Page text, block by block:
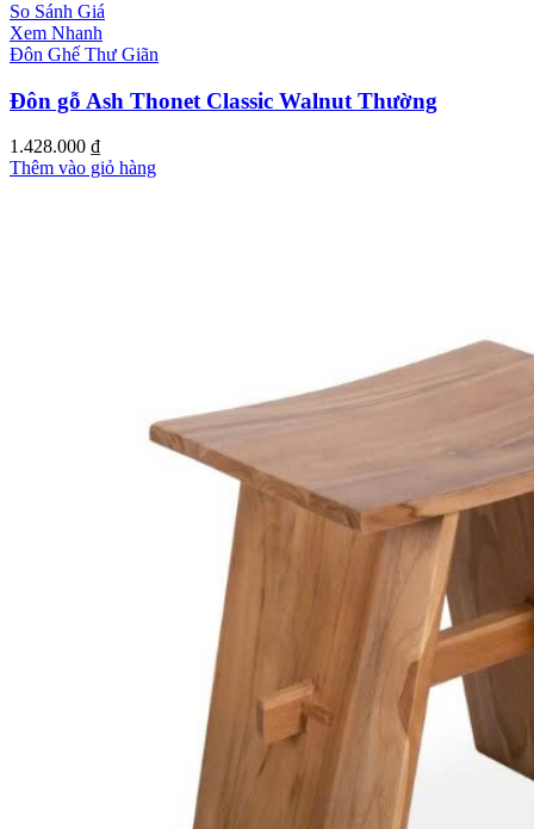
So Sánh Giá
Xem Nhanh
Đôn Ghế Thư Giãn
Đôn gỗ Ash Thonet Classic Walnut Thường
1.428.000 ₫
Thêm vào giỏ hàng